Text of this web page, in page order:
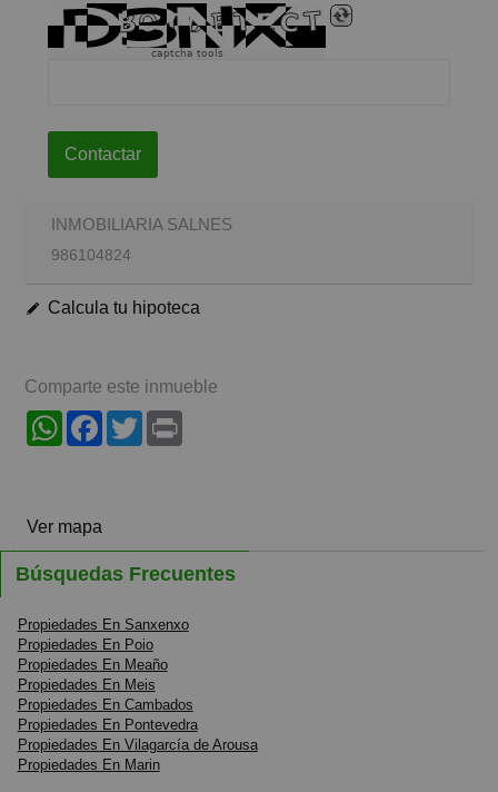
captcha tools
Contactar
INMOBILIARIA SALNES
986104824
Calcula tu hipoteca
Comparte este inmueble
WhatsAppFacebook
Twitter
Ver mapa
Búsquedas Frecuentes
Propiedades En Sanxenxo
Propiedades En Poio
Propiedades En Meaño
Propiedades En Meis
Propiedades En Cambados
Propiedades En Pontevedra
Propiedades En Vilagarcía de Arousa
Propiedades En Marin